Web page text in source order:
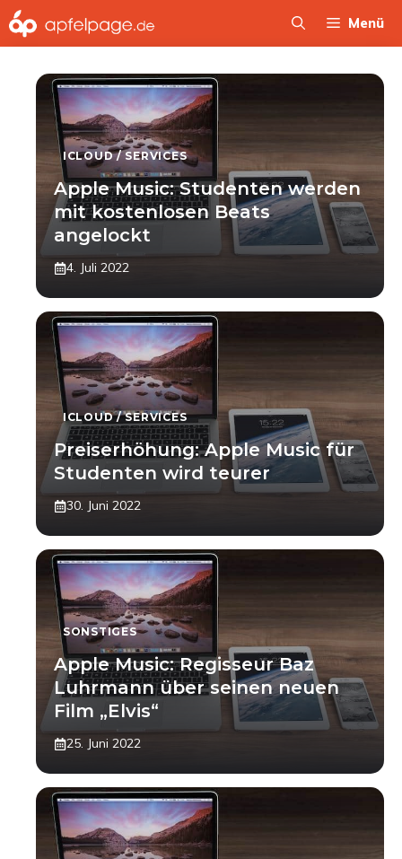
Zum
Inhalt
Menü
ICLOUD / SERVICES
Apple Music: Studenten werden
mit kostenlosen Beats
angelockt
4. Juli 2022
ICLOUD / SERVICES
Preiserhöhung: Apple Music für
Studenten wird teurer
30. Juni 2022
SONSTIGES
Apple Music: Regisseur Baz
Luhrmann über seinen neuen
Film „Elvis“
25. Juni 2022